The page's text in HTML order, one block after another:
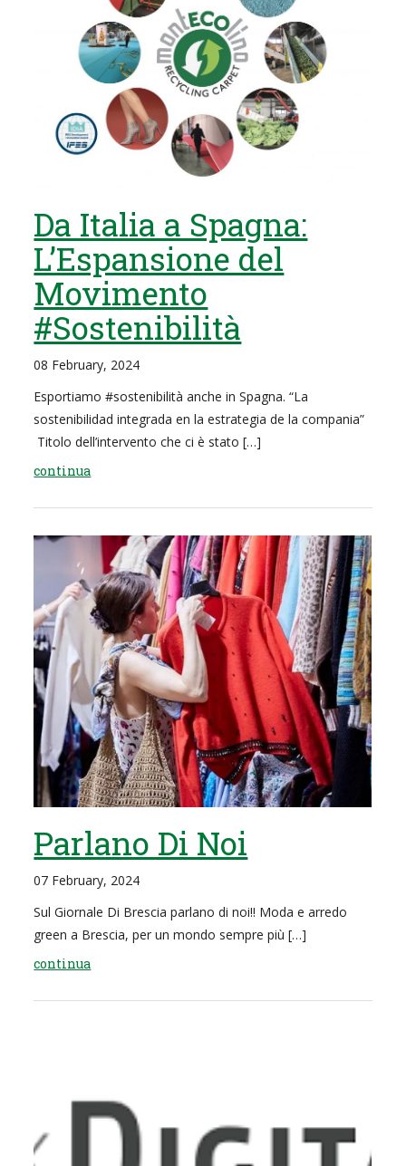
Da Italia a Spagna:
L’Espansione del
Movimento
#Sostenibilità
08 February, 2024
Esportiamo #sostenibilità anche in Spagna. “La
sostenibilidad integrada en la estrategia de la compania”
Titolo dell’intervento che ci è stato […]
continua
Parlano Di Noi
07 February, 2024
Sul Giornale Di Brescia parlano di noi!! Moda e arredo
green a Brescia, per un mondo sempre più […]
continua